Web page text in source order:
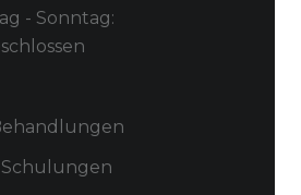
und Seren
aufgepolsterte Haut
- Sonntag:
Schulungen